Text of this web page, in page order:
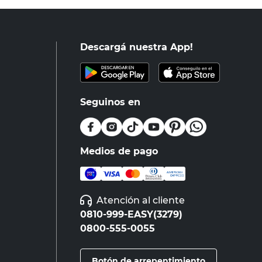
Descargá nuestra App!
Seguinos en
Medios de pago
Atención al cliente
0810-999-EASY(3279)
0800-555-0055